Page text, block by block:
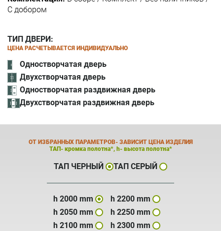
ОТ ИЗБРАННЫХ ПАРАМЕТРОВ- ЗАВИСИТ ЦЕНА ИЗДЕЛИЯ
ТАП- кромка полотна*, h- высота полотна*
ТАП ЧЕРНЫЙ ТАП СЕРЫЙ
h 2000 mm
h 2050 mm
h 2100 mm
h 2200 mm
h 2250 mm
h 2300 mm
ТИП ДВЕРИ:
ЦЕНА РАСЧЕТЫВАЕТСЯ ИНДИВИДУАЛЬНО
Одностворчатая дверь
Двухстворчатая дверь
Одностворчатая раздвижная дверь
Двухстворчатая раздвижная дверь
С добором